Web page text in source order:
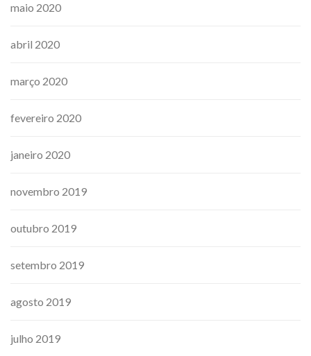
maio 2020
abril 2020
março 2020
fevereiro 2020
janeiro 2020
novembro 2019
outubro 2019
setembro 2019
agosto 2019
julho 2019